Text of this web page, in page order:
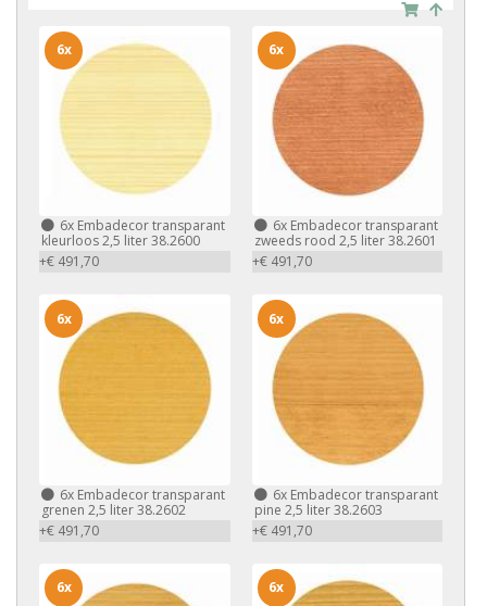
6x Embadecor transparant
kleurloos 2,5 liter 38.2600
+€ 491,70
6x
6xEmbadecor transparant
zweeds rood 2,5 liter 38.2601
+€ 491,70
6x
6x Embadecor transparant
grenen 2,5 liter 38.2602
+€ 491,70
6x
6xEmbadecor transparant
pine 2,5 liter 38.2603
+€ 491,70
6x
6x 6x